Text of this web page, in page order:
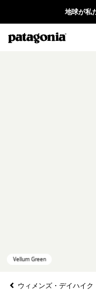
地球が私
ウィメンズ・デイハイク